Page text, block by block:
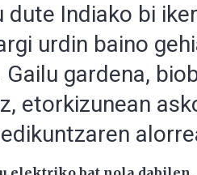
dute Indiako bi
urdin baino
Gailu gardena,
etorkizunean